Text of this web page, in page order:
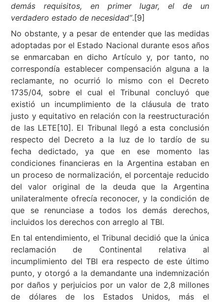
demás requisitos, en primer lugar, el de un
verdadero estado de necesidad”.[9]
No obstante, y a pesar de entender que las medidas
adoptadas por el Estado Nacional durante esos años
se enmarcaban en dicho Artículo y, por tanto, no
correspondía establecer compensación alguna a la
reclamante, no ocurrió lo mismo con el Decreto
1735/04, sobre el cual el Tribunal concluyó que
existió un incumplimiento de la cláusula de trato
justo y equitativo en relación con la reestructuración
de las LETE[10]. El Tribunal llegó a esta conclusión
respecto del Decreto a la luz de lo tardío de su
fecha dedictado, ya que en ese momento las
condiciones financieras en la Argentina estaban en
un proceso de normalización, el porcentaje reducido
del valor original de la deuda que la Argentina
unilateralmente ofrecía reconocer, y la condición de
que se renunciase a todos los demás derechos,
incluidos los derechos con arreglo al TBI.
En tal entendimiento, el Tribunal decidió que la única
reclamación de Continental relativa al
incumplimiento del TBI era respecto de este último
punto, y otorgó a la demandante una indemnización
por daños y perjuicios por un valor de 2,8 millones
de dólares de los Estados Unidos, más el